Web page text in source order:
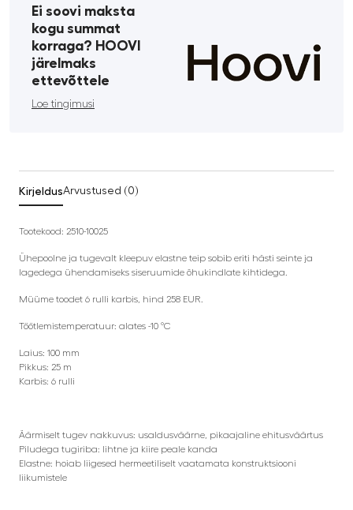
Ei soovi maksta
kogu summat
korraga? HOOVI
järelmaks
ettevõttele
Loe tingimusi
KirjeldusArvustused (0)
Tootekood: 2510-10025
Ühepoolne ja tugevalt kleepuv elastne teip sobib eriti hästi seinte ja
lagedega ühendamiseks siseruumide õhukindlate kihtidega.
Müüme toodet 6 rulli karbis, hind 258 EUR.
Töötlemistemperatuur: alates -10 °C
Laius: 100 mm
Pikkus: 25 m
Karbis: 6 rulli
Äärmiselt tugev nakkuvus: usaldusväärne, pikaajaline ehitusväärtus
Piludega tugiriba: lihtne ja kiire peale kanda
Elastne: hoiab liigesed hermeetiliselt vaatamata konstruktsiooni
liikumistele